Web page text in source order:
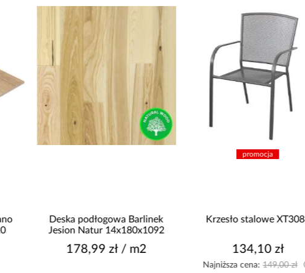
Deska podłogowa Barlinek
Jesion Natur 14x180x1092
178,99 zł / m2
promocja
Krzesło stalowe XT3083
134,10 zł
Najniższa cena:149,00 zł